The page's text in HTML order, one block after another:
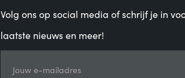
Volg ons op social media of schrijf je in
laatste nieuws en meer!
Jouw e-mailadres